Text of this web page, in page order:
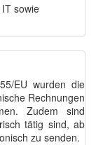
sowie
EU wurden die
Rechnungen
Zudem sind
tätig sind, ab
zu senden.